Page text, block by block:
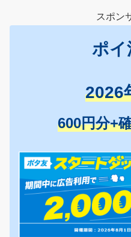
スポン
ポイ
2026
600円分+